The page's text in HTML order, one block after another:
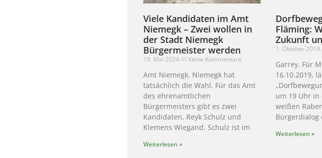
Viele Kandidaten im Amt
Niemegk – Zwei wollen in
der Stadt Niemegk
Bürgermeister werden
19. Mai 2024 Keine Kommentare
Amt Niemegk. Niemegk hat
tatsächlich die Wahl. Für das Amt
des ehrenamtlichen
Bürgermeisters gibt es zwei
Kandidaten, Reyk Schulz und
Klemens Wiegand. Schulz ist im
Weiterlesen »
Fläming:
Zukunft
1. Oktober 2019
Garrey. Für
16.10.2019,
um 19 Uhr in
weißen
Bürgerdialog
Weiterlesen »